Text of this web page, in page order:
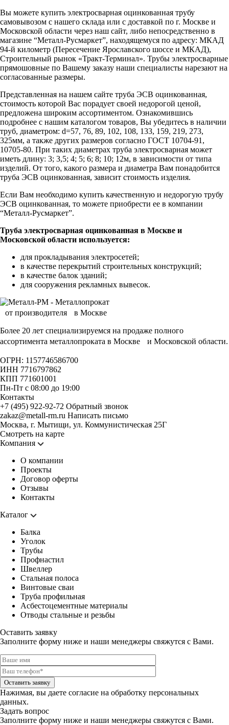
Вы можете купить электросварная оцинкованная трубу
самовывозом с нашего склада или с доставкой по г. Москве и
Московской области через наш сайт, либо непосредственно в
магазине “Металл-Русмаркет”, находящемуся по адресу: МКАД
94-й километр (Пересечение Ярославского шоссе и МКАД),
Строительный рынок «Тракт-Терминал». Трубы электросварные
прямошовные по Вашему заказу наши специалисты нарезают на
согласованные размеры.
Представленная на нашем сайте труба ЭСВ оцинкованная,
стоимость которой Вас порадует своей недорогой ценой,
предложена широким ассортиментом. Ознакомившись
подробнее с нашим каталогом товаров, Вы убедитесь в наличии
труб, диаметром: d=57, 76, 89, 102, 108, 133, 159, 219, 273,
325мм, а также других размеров согласно ГОСТ 10704-91,
10705-80. При таких диаметрах труба электросварная может
иметь длину: 3; 3,5; 4; 5; 6; 8; 10; 12м, в зависимости от типа
изделий. От того, какого размера и диаметра Вам понадобится
труба ЭСВ оцинкованная, зависит стоимость изделия.
Если Вам необходимо купить качественную и недорогую трубу
ЭСВ оцинкованная, то можете приобрести ее в компании
“Металл-Русмаркет”.
Труба электросварная оцинкованная в Москве и
Московской области используется:
для прокладывания электросетей;
в качестве перекрытий строительных конструкций;
в качестве балок зданий;
для сооружения рекламных вывесок.
Более 20 лет специализируемся на продаже полного
ассортимента металлопроката в Москве и Московской области.
ОГРН: 1157746586700
ИНН 7716797862
КПП 771601001
Пн-Пт с 08:00 до 19:00
Контакты
+7 (495) 922-92-72 Обратный звонок
zakaz@metall-rm.ru Написать письмо
Москва, г. Мытищи, ул. Коммунистическая 25Г
Смотреть на карте
Компания
О компании
Проекты
Договор оферты
Отзывы
Контакты
Каталог
Балка
Уголок
Трубы
Профнастил
Швеллер
Стальная полоса
Винтовые сваи
Труба профильная
Асбестоцементные материалы
Отводы стальные и резьбы
Оставить заявку
Заполните форму ниже и наши менеджеры свяжутся с Вами.
Оставить заявку
Нажимая, вы даете согласие на обработку персональных
данных.
Задать вопрос
Заполните форму ниже и наши менеджеры свяжутся с Вами.